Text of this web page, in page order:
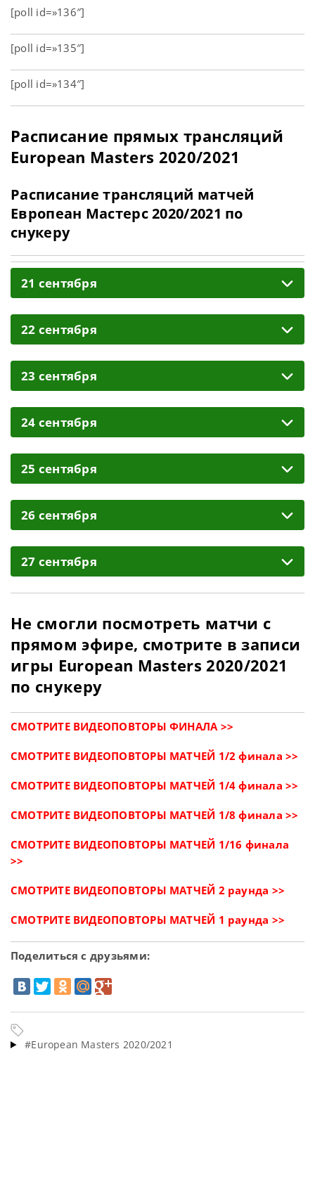
[poll id=»136″]
[poll id=»135″]
[poll id=»134″]
Расписание прямых трансляций
European Masters 2020/2021
Расписание трансляций матчей
Европеан Мастерс 2020/2021 по
снукеру
21 сентября
22 сентября
23 сентября
24 сентября
25 сентября
26 сентября
27 сентября
Не смогли посмотреть матчи с
прямом эфире, смотрите в записи
игры European Masters 2020/2021
по снукеру
СМОТРИТЕ ВИДЕОПОВТОРЫ ФИНАЛА >>
СМОТРИТЕ ВИДЕОПОВТОРЫ МАТЧЕЙ 1/2 финала >>
СМОТРИТЕ ВИДЕОПОВТОРЫ МАТЧЕЙ 1/4 финала >>
СМОТРИТЕ ВИДЕОПОВТОРЫ МАТЧЕЙ 1/8 финала >>
СМОТРИТЕ ВИДЕОПОВТОРЫ МАТЧЕЙ 1/16 финала
>>
СМОТРИТЕ ВИДЕОПОВТОРЫ МАТЧЕЙ 2 раунда >>
СМОТРИТЕ ВИДЕОПОВТОРЫ МАТЧЕЙ 1 раунда >>
Поделиться с друзьями:
#European Masters 2020/2021